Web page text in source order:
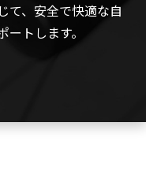
て、安全で快適な自
トします。